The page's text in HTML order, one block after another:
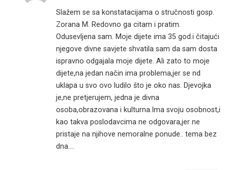
Slažem se sa konstatacijama o stručnosti gosp.
Zorana M. Redovno ga citam i pratim.
Odusevljena sam. Moje dijete ima 35 god.i čitajući
njegove divne savjete shvatila sam da sam dosta
ispravno odgajala moje dijete. Ali zato to moje
dijete,na jedan način ima problema,jer se nd
uklapa u svo ovo ludilo što je oko nas. Djevojka
je,ne pretjerujem, jedna je divna
osoba,obrazovana i kulturna.Ima svoju osobnost,i
kao takva poslodavcima ne odgovara,jer ne
pristaje na njihove nemoralne ponude.. tema bez
dna….